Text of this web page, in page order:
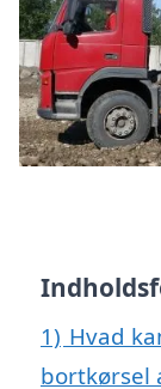
1) Hvad
bortkørsel